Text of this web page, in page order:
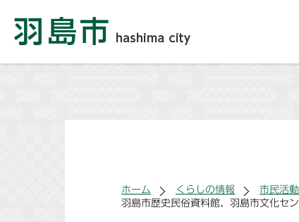
ホーム くらしの情報 市民活
羽島市歴史民俗資料館、羽島市文化セ